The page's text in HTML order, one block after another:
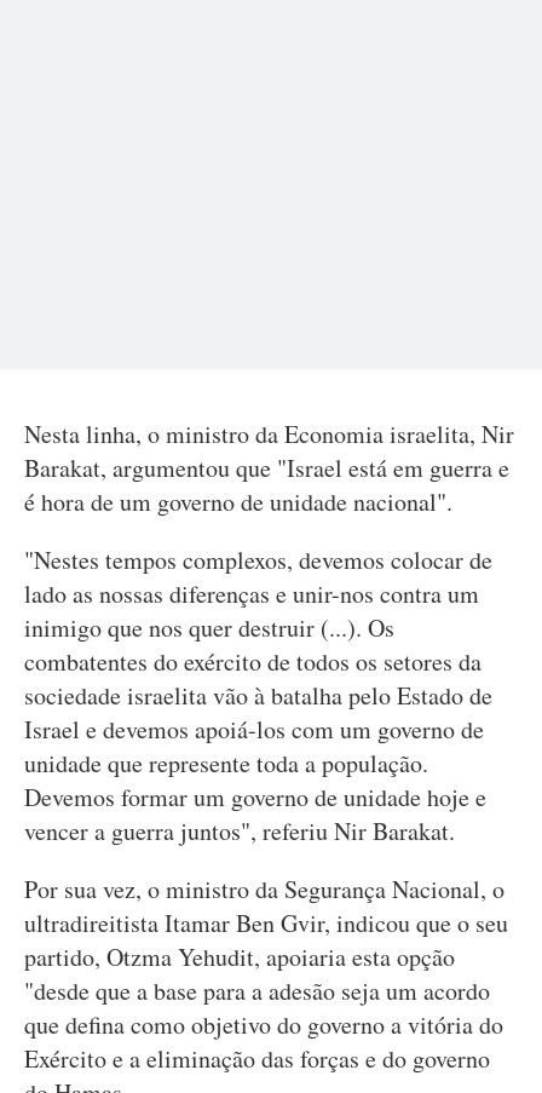
Nesta linha, o ministro da Economia israelita, Nir
Barakat, argumentou que "Israel está em guerra e
é hora de um governo de unidade nacional".
"Nestes tempos complexos, devemos colocar de
lado as nossas diferenças e unir-nos contra um
inimigo que nos quer destruir (...). Os
combatentes do exército de todos os setores da
sociedade israelita vão à batalha pelo Estado de
Israel e devemos apoiá-los com um governo de
unidade que represente toda a população.
Devemos formar um governo de unidade hoje e
vencer a guerra juntos", referiu Nir Barakat.
Por sua vez, o ministro da Segurança Nacional, o
ultradireitista Itamar Ben Gvir, indicou que o seu
partido, Otzma Yehudit, apoiaria esta opção
"desde que a base para a adesão seja um acordo
que defina como objetivo do governo a vitória do
Exército e a eliminação das forças e do governo